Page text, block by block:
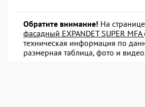
Обратите внимание! На странице
фасадный EXPANDET SUPER MFA
техническая информация по
размерная таблица, фото и